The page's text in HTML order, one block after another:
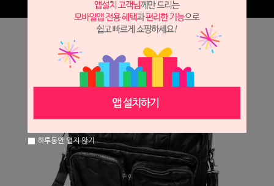
하루동안 열지 않기